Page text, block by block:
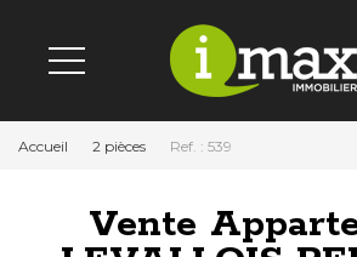
Accueil 2 pièces Ref. : 539
Vente